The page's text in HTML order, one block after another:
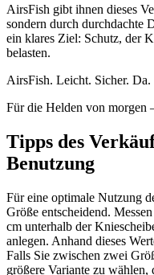
AirsFish gibt ihnen dieses
sondern durch durchdachte
ein klares Ziel: Schutz, der
belasten.
AirsFish. Leicht. Sicher. Da.
Für die Helden von morgen
Tipps des
Benutzung
Für eine optimale Nutzung
Größe entscheidend.
cm unterhalb der
anlegen. Anhand dieses
Falls Sie zwischen zwei
größere Variante zu wählen,